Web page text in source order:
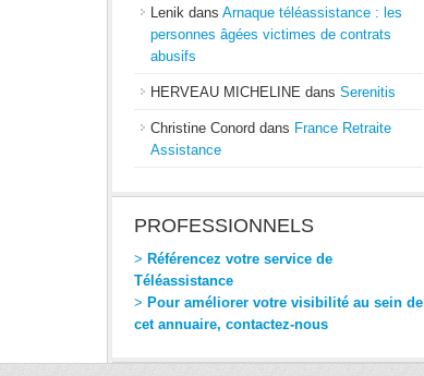
Lenik dans Arnaque téléassistance : les
personnes âgées victimes de contrats
abusifs
HERVEAU MICHELINE dans Serenitis
Christine Conord dans France Retraite
Assistance
PROFESSIONNELS
> Référencez votre service de
Téléassistance
> Pour améliorer votre visibilité au sein de
cet annuaire, contactez-nous